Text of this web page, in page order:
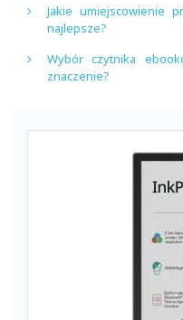
Jakie umiejscowienie
najlepsze?
Wybór czytnika
znaczenie?